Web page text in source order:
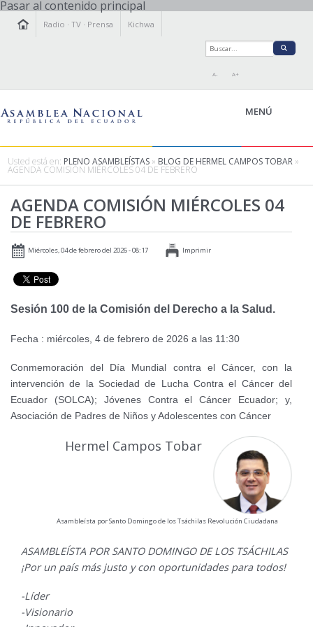
Pasar al contenido principal
Radio ·TV · Prensa Kichwa
A- A+
MENÚ
LEGISLAMOS
FISCALIZAMOS
TRANSPARENCIA
PRENSA
PARTICIPACIÓN
AGENDA
Usted está en: PLENO ASAMBLEÍSTAS » BLOG DE HERMEL CAMPOS TOBAR »
AGENDA COMISIÓN MIÉRCOLES 04 DE FEBRERO
AGENDA COMISIÓN MIÉRCOLES 04
DE FEBRERO
Miércoles, 04 de febrero del 2026 - 08:17 Imprimir
Sesión 100 de la Comisión del Derecho a la Salud.
Fecha : miércoles, 4 de febrero de 2026 a las 11:30
Conmemoración del Día Mundial contra el Cáncer, con la
intervención de la Sociedad de Lucha Contra el Cáncer del
Ecuador (SOLCA); Jóvenes Contra el Cáncer Ecuador; y,
Asociación de Padres de Niños y Adolescentes con Cáncer
Hermel Campos Tobar
Asambleísta por Santo Domingo de los Tsáchilas Revolución Ciudadana
ASAMBLEÍSTA POR SANTO DOMINGO DE LOS TSÁCHILAS
¡Por un país más justo y con oportunidades para todos!
-Líder
-Visionario